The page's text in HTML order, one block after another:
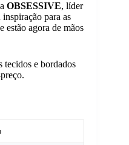
OBSESSIVE, líder
para as
estão agora de mãos
tecidos e bordados